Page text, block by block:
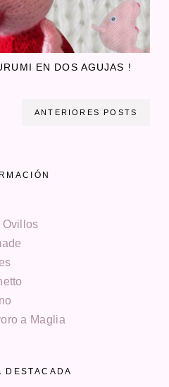
EN DOS AGUJAS !
ANTERIORES POSTS
Ovillos
a Maglia
DESTACADA